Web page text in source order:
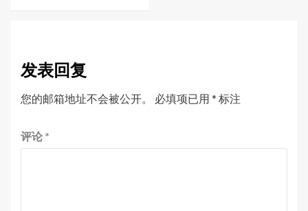
发表回复
您的邮箱地址不会被公开。 必填项已用 * 标注
评论 *